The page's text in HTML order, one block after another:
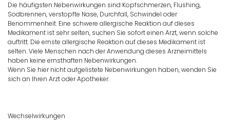
Die häufigsten Nebenwirkungen sind Kopfschmerzen, Flushing,
Sodbrennen, verstopfte Nase, Durchfall, Schwindel oder
Benommenheit. Eine schwere allergische Reaktion auf dieses
Medikament ist sehr selten, suchen Sie sofort einen Arzt, wenn solche
auftritt. Die ernste allergische Reaktion auf dieses Medikament ist
selten. Viele Menschen nach der Anwendung dieses Arzneimittels
haben keine ernsthaften Nebenwirkungen.
Wenn Sie hier nicht aufgelistete Nebenwirkungen haben, wenden Sie
sich an Ihren Arzt oder Apotheker.
Wechselwirkungen